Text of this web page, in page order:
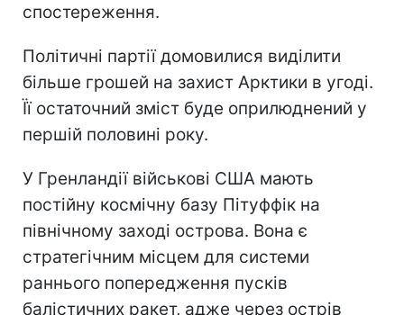
спостереження.
Політичні партії домовилися виділити
більше грошей на захист Арктики в угоді.
Її остаточний зміст буде оприлюднений у
першій половині року.
У Гренландії військові США мають
постійну космічну базу Пітуффік на
північному заході острова. Вона є
стратегічним місцем для системи
раннього попередження пусків
балістичних ракет, адже через острів